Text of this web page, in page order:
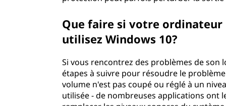
Que faire si votre ordinateur
utilisez Windows 10?
Si vous rencontrez des problèmes de son
étapes à suivre pour résoudre le
volume n'est pas coupé ou réglé à un
utilisée - de nombreuses applications